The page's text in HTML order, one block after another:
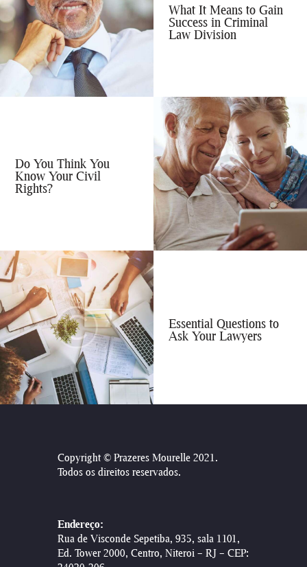
What It Means to Gain
Success in Criminal
Law Division
Do You Think You
Know Your Civil
Rights?
Essential Questions to
Ask Your Lawyers
Copyright © Prazeres Mourelle 2021 .
Todos os direitos reservados.
Endereço:
Rua de Visconde Sepetiba, 935, sala 1101,
Ed. Tower 2000, Centro, Niteroi – RJ – CEP: